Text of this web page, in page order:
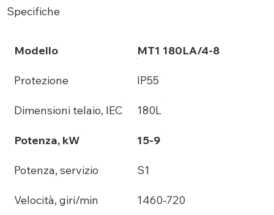
Specifiche
Modello MT1 180LA/4-8
Protezione IP55
Dimensioni telaio, IEC 180L
Potenza, kW 15-9
Potenza, servizio S1
Velocità, giri/min 1460-720